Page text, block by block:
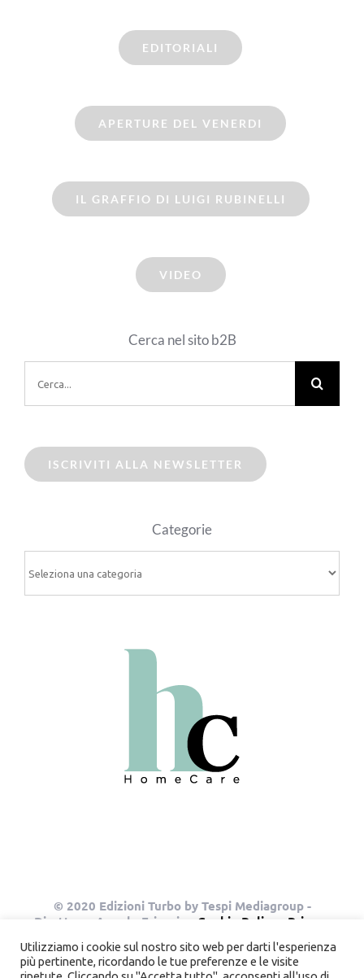
EDITORIALI
APERTURE DEL VENERDI
IL GRAFFIO DI LUIGI RUBINELLI
VIDEO
Cerca nel sito b2B
per:
ISCRIVITI ALLA NEWSLETTER
Categorie
© 2020 Edizioni Turbo by Tespi Mediagroup -
Direttore: Angelo Frigerio - Cookie Policy
Privacy
Utilizziamo i cookie sul nostro sito web per darti l'esperienza
più pertinente, ricordando le tue preferenze e le visite